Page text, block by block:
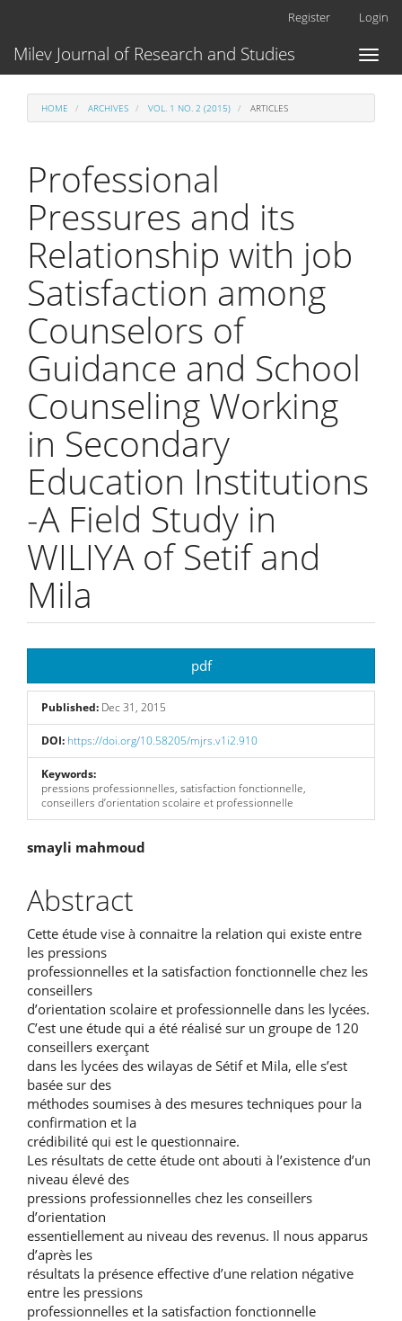
Main
Content
Register Login
Toggle
Milev Journal of Research and Studies
HOME ARCHIVES VOL. 1 NO. 2 (2015) ARTICLES
Professional
Pressures and its
Relationship with job
Satisfaction among
Counselors of
Guidance and School
Counseling Working
in Secondary
Education Institutions
-A Field Study in
WILIYA of Setif and
Mila
Sidebar
pdf
Published: Dec 31, 2015
DOI: https://doi.org/10.58205/mjrs.v1i2.910
Keywords:
pressions professionnelles, satisfaction fonctionnelle,
conseillers d’orientation scolaire et professionnelle
Main
Article
Content
smayli mahmoud
Abstract
Cette étude vise à connaitre la relation qui existe entre
les pressions
professionnelles et la satisfaction fonctionnelle chez les
conseillers
d’orientation scolaire et professionnelle dans les lycées.
C’est une étude qui a été réalisé sur un groupe de 120
conseillers exerçant
dans les lycées des wilayas de Sétif et Mila, elle s’est
basée sur des
méthodes soumises à des mesures techniques pour la
confirmation et la
crédibilité qui est le questionnaire.
Les résultats de cette étude ont abouti à l’existence d’un
niveau élevé des
pressions professionnelles chez les conseillers
d’orientation
essentiellement au niveau des revenus. Il nous apparus
d’après les
résultats la présence effective d’une relation négative
entre les pressions
professionnelles et la satisfaction fonctionnelle